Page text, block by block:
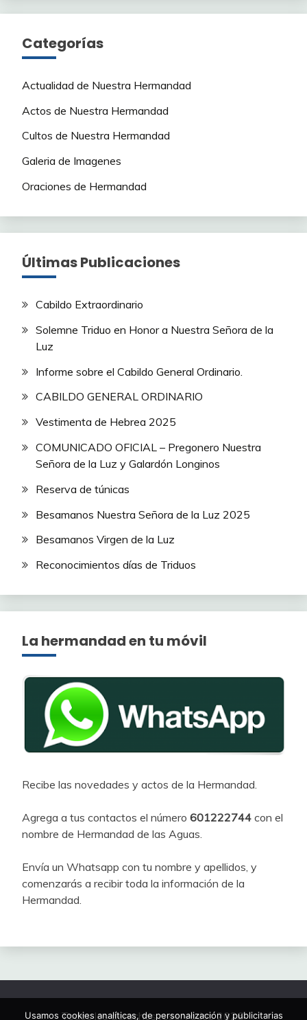
Categorías
Actualidad de Nuestra Hermandad
Actos de Nuestra Hermandad
Cultos de Nuestra Hermandad
Galeria de Imagenes
Oraciones de Hermandad
Últimas Publicaciones
Cabildo Extraordinario
Solemne Triduo en Honor a Nuestra Señora de la
Luz
Informe sobre el Cabildo General Ordinario.
CABILDO GENERAL ORDINARIO
Vestimenta de Hebrea 2025
COMUNICADO OFICIAL – Pregonero Nuestra
Señora de la Luz y Galardón Longinos
Reserva de túnicas
Besamanos Nuestra Señora de la Luz 2025
Besamanos Virgen de la Luz
Reconocimientos días de Triduos
La hermandad en tu móvil
Recibe las novedades y actos de la Hermandad.
Agrega a tus contactos el número 601222744 con el
nombre de Hermandad de las Aguas.
Envía un Whatsapp con tu nombre y apellidos, y
comenzarás a recibir toda la información de la
Hermandad.
Todos los derechos reservados 2026.
Usamos cookies analíticas, de personalización y publicitarias